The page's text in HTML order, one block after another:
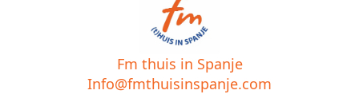
Fm thuis in Spanje
Info@fmthuisinspanje.com